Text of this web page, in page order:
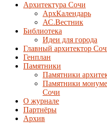
Архитектура Сочи
АрхКалендарь
АС.Вестник
Библиотека
Идеи для города
Главный архитектор
Генплан
Памятники
Памятники
Памятники
Сочи
О журнале
Партнёры
Архив